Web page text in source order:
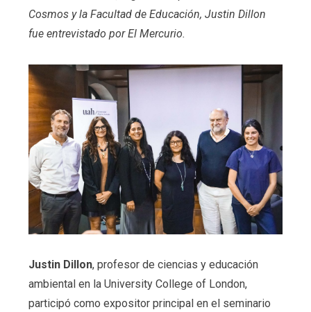
Cosmos y la Facultad de Educación, Justin Dillon
fue entrevistado por El Mercurio.
Justin Dillon, profesor de ciencias y educación
ambiental en la University College of London,
participó como expositor principal en el seminario